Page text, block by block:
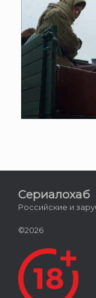
Сериалохаб
Российские и
©2026